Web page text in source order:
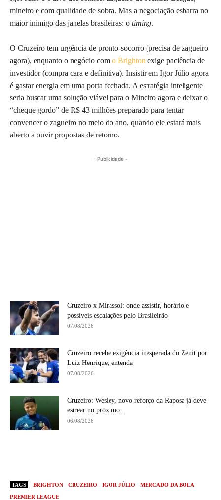
mineiro e com qualidade de sobra. Mas a negociação esbarra no
maior inimigo das janelas brasileiras: o timing.
O Cruzeiro tem urgência de pronto-socorro (precisa de zagueiro
agora), enquanto o negócio com o Brighton exige paciência de
investidor (compra cara e definitiva). Insistir em Igor Júlio agora
é gastar energia em uma porta fechada. A estratégia inteligente
seria buscar uma solução viável para o Mineiro agora e deixar o
“cheque gordo” de R$ 43 milhões preparado para tentar
convencer o zagueiro no meio do ano, quando ele estará mais
aberto a ouvir propostas de retorno.
- Publicidade -
Cruzeiro x Mirassol: onde assistir, horário e
possíveis escalações pelo Brasileirão
07/08/2026
Cruzeiro recebe exigência inesperada do Zenit por
Luiz Henrique; entenda
07/08/2026
Cruzeiro: Wesley, novo reforço da Raposa já deve
estrear no próximo...
06/08/2026
TAGS BRIGHTON CRUZEIRO IGOR JÚLIO
MERCADO DA BOLA
PREMIER LEAGUE